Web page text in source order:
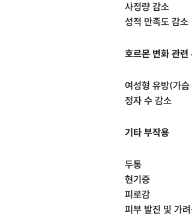
사정량 감소
성적 만족도 감소
호르몬 변화 관련
여성형 유방(가
정자 수 감소
기타 부작용
두통
현기증
피로감
피부 발진 및 가